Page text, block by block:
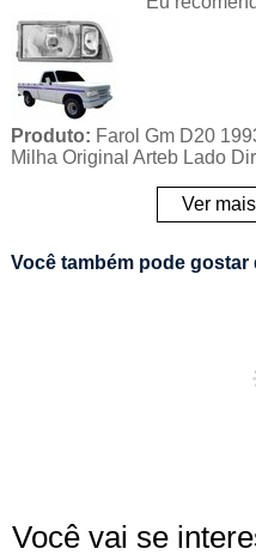
Produto: Farol Gm D20
Milha Original Arteb Lado
Ver
Você também pode gostar
Você vai se